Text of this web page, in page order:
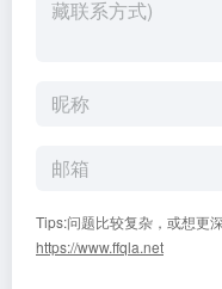
Tips:问题比较复杂，或想更
https://www.ffqla.net